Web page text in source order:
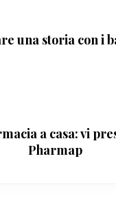
una storia con i
a casa: vi
Pharmap